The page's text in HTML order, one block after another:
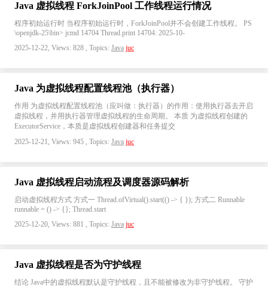
Java 虚拟线程 ForkJoinPool 工作线程运行情况
程序初始运行时 当程序初始运行时，ForkJoinPool并不会创建工作线程。 PS
\openjdk-25\bin> jcmd 14704 Thread.print 14704: 2025-10-
2025-12-22, Views: 828 , Topics: Java juc
Java 为虚拟线程配置线程池（执行器）
作用 为虚拟线程配置线程池（应叫做：执行器）的作用：使用执行器去开启
虚拟线程，并用执行器管理虚拟线程的生命周期。 本质 为虚拟线程创建的
ExecutorService，本质是虚拟线程创建器和任务提交
2025-12-21, Views: 945 , Topics: Java juc
Java 虚拟线程启动流程及调度器源码解析
启动虚拟线程方式 方式一 Thread.ofVirtual().start(() -> { }); 方式二 Runnable
runnable = () -> {}; Thread.start
2025-12-20, Views: 881 , Topics: Java juc
Java 虚拟线程是否为守护线程
结论 Java中的虚拟线程默认是守护线程，且不能被修改为非守护线程。 守护